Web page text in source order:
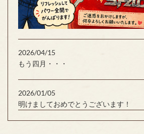
2026/04/15
もう四月・・・
2026/01/05
明けましておめでとうございます！